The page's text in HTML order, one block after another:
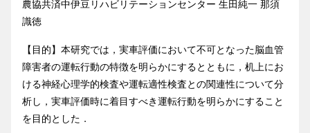
農協共済中伊豆リハビリテーションセンター 生田純一 那須
識徳
【目的】本研究では，実車評価において不可となった脳血管
障害者の運転行動の特徴を明らかにするとともに，机上にお
ける神経心理学的検査や運転適性検査との関連性について分
析し，実車評価時に着目すべき運転行動を明らかにすること
を目的とした．